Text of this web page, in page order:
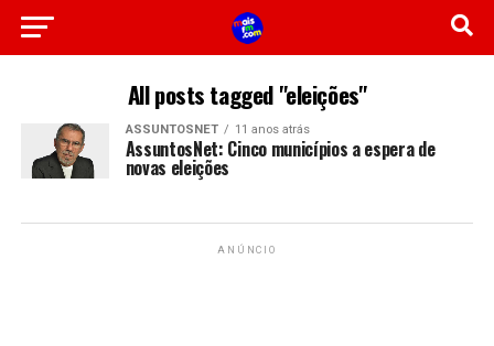
All posts tagged "eleições"
ASSUNTOSNET 11 anos atrás
AssuntosNet: Cinco municípios a espera de
novas eleições
ANÚNCIO